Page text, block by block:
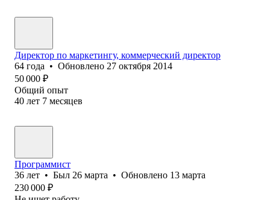
Директор по маркетингу, коммерческий директор
64 года • Обновлено 27 октября 2014
50 000 ₽
Общий опыт
40 лет 7 месяцев
Программист
36 лет • Был 26 марта • Обновлено 13 марта
230 000 ₽